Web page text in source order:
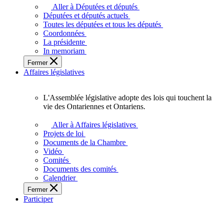
députés
vous
représentent
sein
de
l'Assemblée
législative
l'Ontario.
Aller à Députées et députés
Députées et députés actuels
Toutes les députées et tous les députés
Coordonnées
La présidente
In memoriam
Fermer
Affaires législatives
L'Assemblée
adopte
touchent
des
Ontariennes
et
L'Assemblée législative adopte des lois qui touchent la
vie des Ontariennes et Ontariens.
Aller à Affaires législatives
Projets de loi
Documents de la Chambre
Vidéo
Comités
Documents des comités
Calendrier
Fermer
Participer